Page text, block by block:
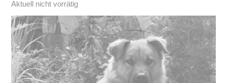
Aktuell nicht vorrätig